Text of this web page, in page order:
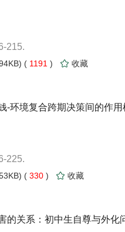
215.
1191 )
-环境复合跨期决策间的作用
225.
330 )
的关系：初中生自尊与外化